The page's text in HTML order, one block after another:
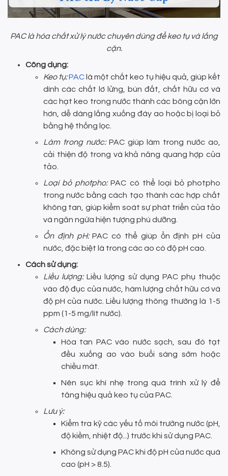
PAC là hóa chất xử lý nước chuyên dùng để keo tụ và lắng
cặn.
Công dụng:
Keo tụ:PAC là một chất keo tụ hiệu quả, giúp kết
dính các chất lơ lửng, bùn đất, chất hữu cơ và
các hạt keo trong nước thành các bông cặn lớn
hơn, dễ dàng lắng xuống đáy ao hoặc bị loại bỏ
bằng hệ thống lọc.
Làm trong nước:PAC giúp làm trong nước ao,
cải thiện độ trong và khả năng quang hợp của
tảo.
Loại bỏ photpho:PAC có thể loại bỏ photpho
trong nước bằng cách tạo thành các hợp chất
không tan, giúp kiểm soát sự phát triển của tảo
và ngăn ngừa hiện tượng phú dưỡng.
Ổn định pH:PAC có thể giúp ổn định pH của
nước, đặc biệt là trong các ao có độ pH cao.
Cách sử dụng:
Liều lượng:Liều lượng sử dụng PAC phụ thuộc
vào độ đục của nước, hàm lượng chất hữu cơ và
độ pH của nước. Liều lượng thông thường là 1-5
ppm (1-5 mg/lít nước).
Cách dùng:
Hòa tan PAC vào nước sạch, sau đó tạt
đều xuống ao vào buổi sáng sớm hoặc
chiều mát.
Nên sục khí nhẹ trong quá trình xử lý để
tăng hiệu quả keo tụ của PAC.
Lưu ý:
Kiểm tra kỹ các yếu tố môi trường nước (pH,
độ kiềm, nhiệt độ...) trước khi sử dụng PAC.
Không sử dụng PAC khi độ pH của nước quá
cao (pH > 8.5).